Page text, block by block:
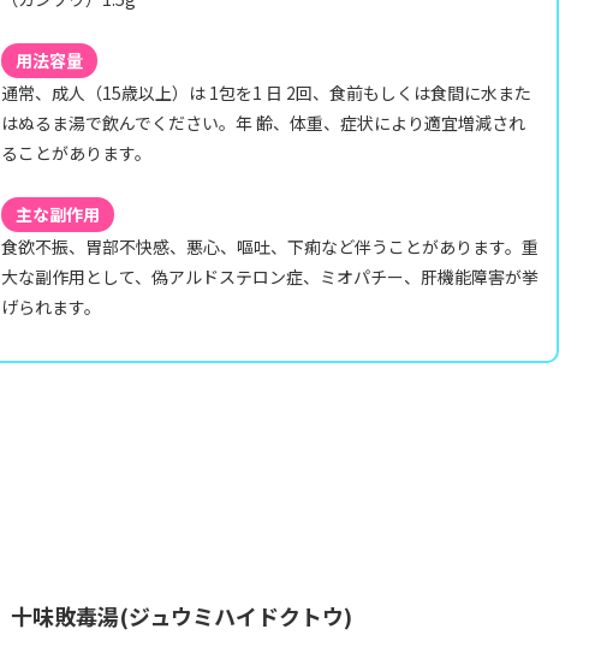
用法容量
通常、成人（15歳以上）は 1包を1 日 2回、食前もしくは食間に水また
はぬるま湯で飲んでください。年 齢、体重、症状により適宜増減され
ることがあります。
主な副作用
食欲不振、胃部不快感、悪心、嘔吐、下痢など伴うことがあります。重
大な副作用として、偽アルドステロン症、ミオパチー、肝機能障害が挙
げられます。
十味敗毒湯(ジュウミハイドクトウ)